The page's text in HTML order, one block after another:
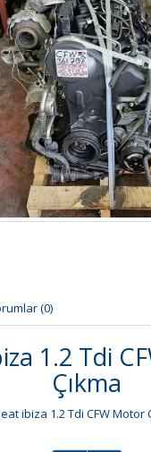
(0)
1.2 Tdi
Çıkma
ibiza 1.2 Tdi CFW Motor